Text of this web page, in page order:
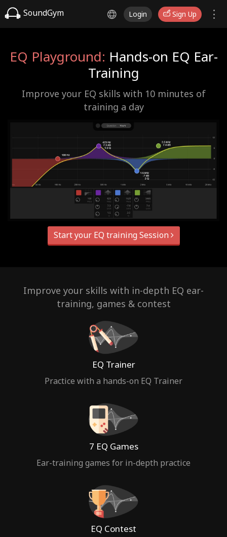
SoundGym Login Sign Up
EQ Playground: Hands-on EQ Ear-
Training
Improve your EQ skills with 10 minutes of
training a day
Start your EQ training Session
Improve your skills with in-depth EQ ear-
training, games & contest
EQ Trainer
Practice with a hands-on EQ Trainer
7 EQ Games
Ear-training games for in-depth practice
EQ Contest